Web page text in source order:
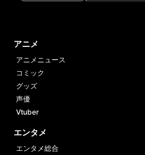
アニメ
アニメニュース
コミック
グッズ
声優
Vtuber
エンタメ
エンタメ総合